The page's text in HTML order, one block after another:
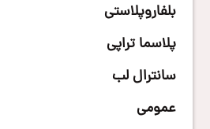
بلفاروپلاستی
پلاسما تراپی
سانترال لب
عمومی